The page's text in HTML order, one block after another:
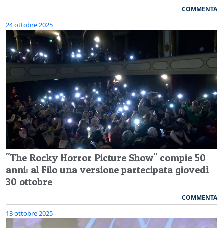
COMMENTA
24 ottobre 2025
"The Rocky Horror Picture Show" compie 50
anni: al Filo una versione partecipata giovedì
30 ottobre
COMMENTA
13 ottobre 2025